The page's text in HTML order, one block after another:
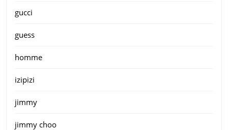
gucci
guess
homme
izipizi
jimmy
jimmy choo